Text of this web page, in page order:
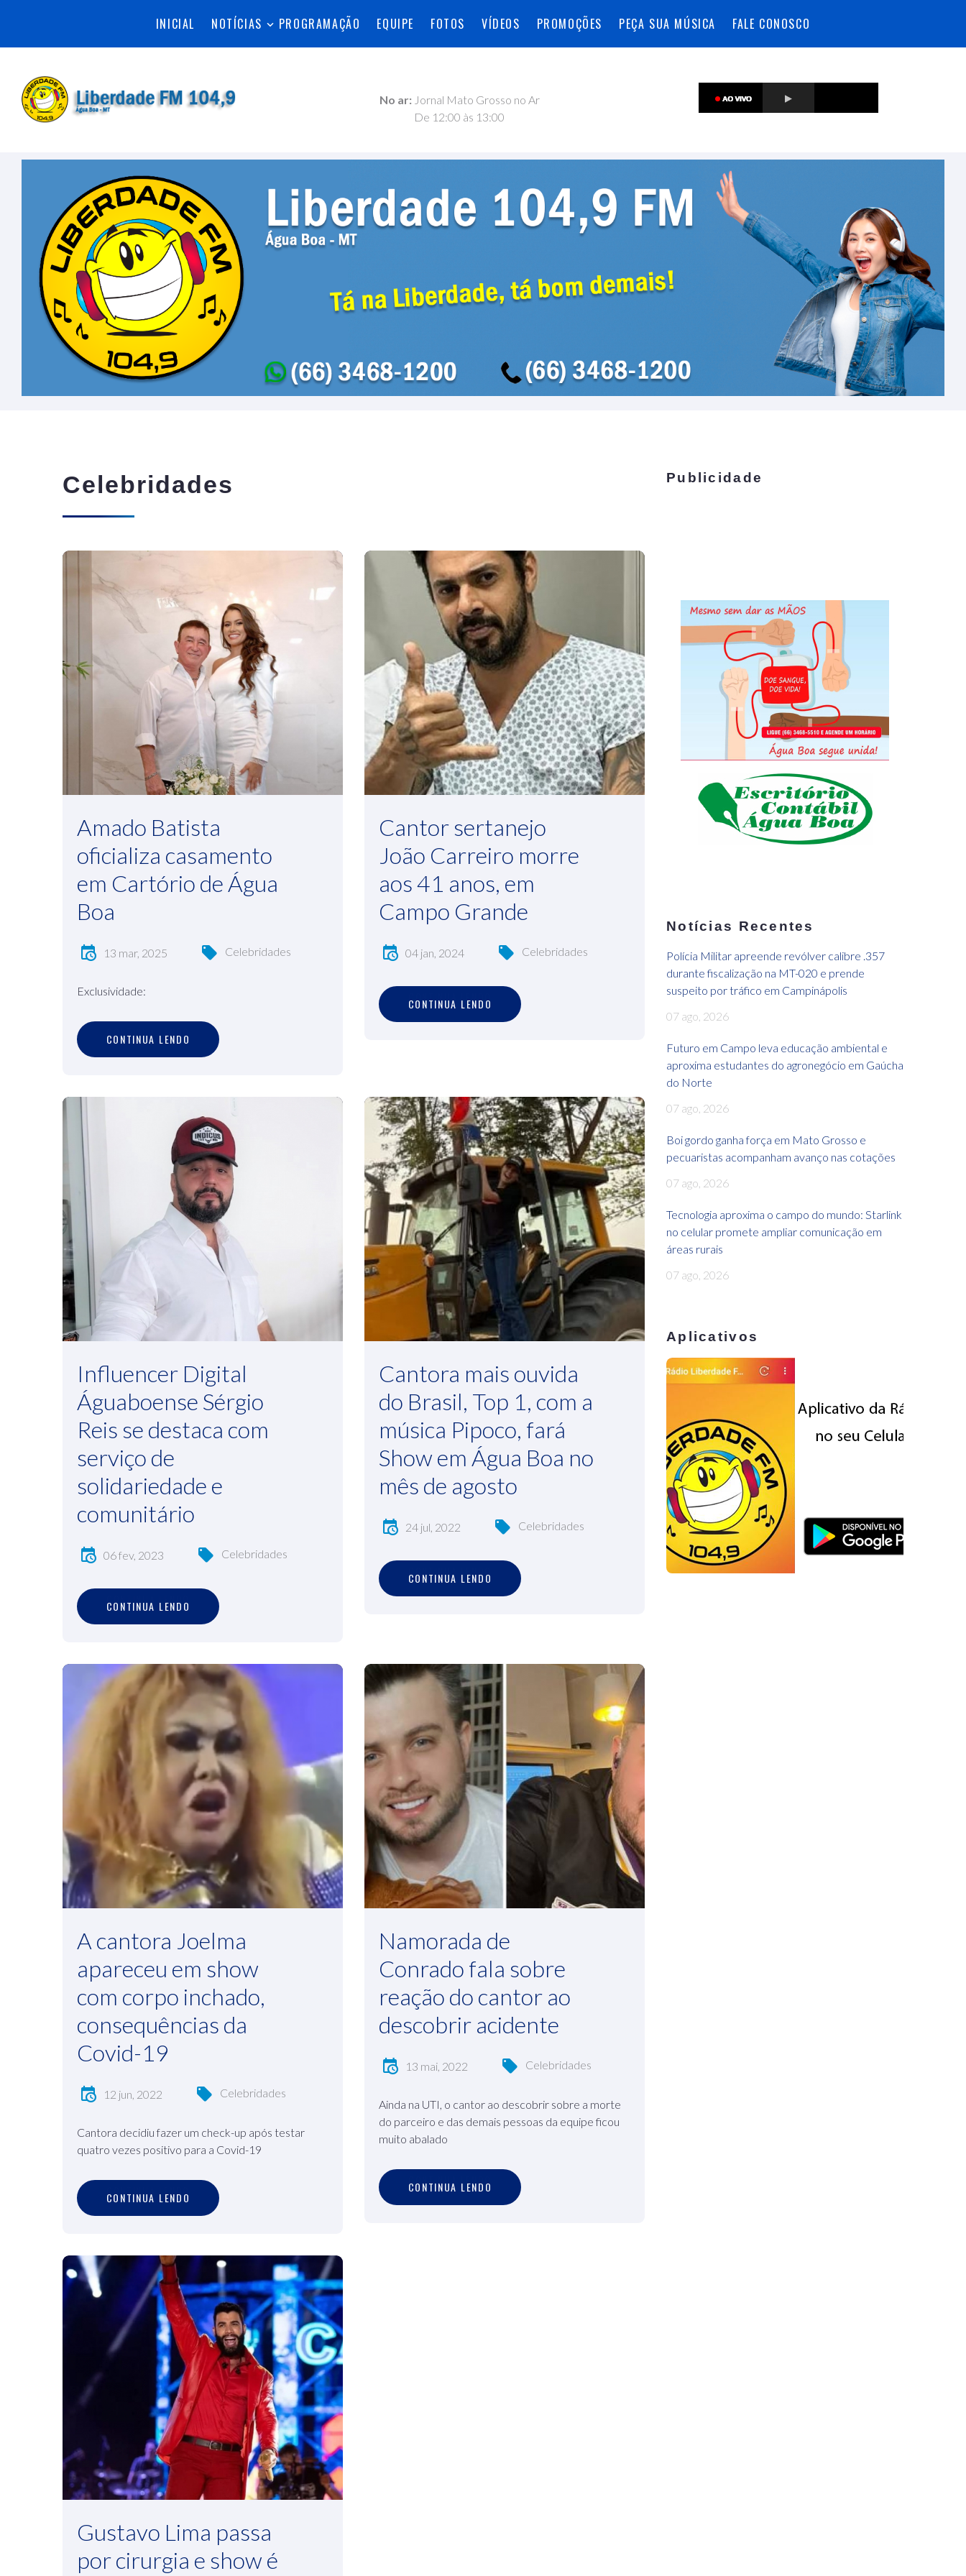
INICIAL NOTÍCIAS PROGRAMAÇÃO EQUIPE FOTOS VÍDEOS PROMOÇÕES PEÇA SUA MÚSICA FALE CONOSCO
No ar: Jornal Mato Grosso no Ar
De 12:00 às 13:00
Celebridades
Amado Batista
oficializa casamento
em Cartório de Água
Boa
13 mar, 2025 Celebridades
Exclusividade:
CO NTINUA L END O
CONTINUA LENDO
Cantor sertanejo
João Carreiro morre
aos 41 anos, em
Campo Grande
04 jan, 2024 Celebridades
CO NTINUA L END O
CONTINUA LENDO
Influencer Digital
Águaboense Sérgio
Reis se destaca com
serviço de
solidariedade e
comunitário
06 fev, 2023 Celebridades
CO NTINUA L END O
CONTINUA LENDO
Cantora mais ouvida
do Brasil, Top 1, com a
música Pipoco, fará
Show em Água Boa no
mês de agosto
24 jul, 2022 Celebridades
CO NTINUA L END O
CONTINUA LENDO
A cantora Joelma
apareceu em show
com corpo inchado,
consequências da
Covid-19
12 jun, 2022 Celebridades
Cantora decidiu fazer um check-up após testar
quatro vezes positivo para a Covid-19
CO NTINUA L END O
CONTINUA LENDO
Namorada de
Conrado fala sobre
reação do cantor ao
descobrir acidente
13 mai, 2022 Celebridades
Ainda na UTI, o cantor ao descobrir sobre a morte
do parceiro e das demais pessoas da equipe ficou
muito abalado
CO NTINUA L END O
CONTINUA LENDO
Gustavo Lima passa
por cirurgia e show é
Publicidade
Notícias Recentes
Polícia Militar apreende revólver calibre .357
durante fiscalização na MT-020 e prende
suspeito por tráfico em Campinápolis
07 ago, 2026
Futuro em Campo leva educação ambiental e
aproxima estudantes do agronegócio em Gaúcha
do Norte
07 ago, 2026
Boi gordo ganha força em Mato Grosso e
pecuaristas acompanham avanço nas cotações
07 ago, 2026
Tecnologia aproxima o campo do mundo: Starlink
no celular promete ampliar comunicação em
áreas rurais
07 ago, 2026
Aplicativos